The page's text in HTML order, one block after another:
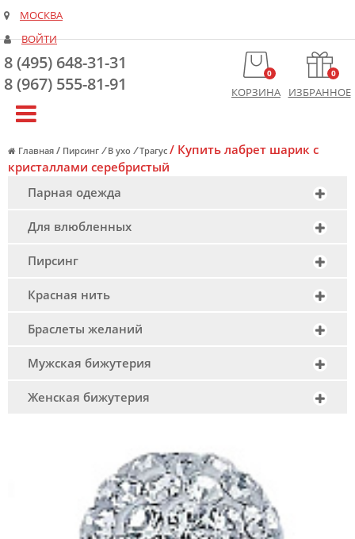
МОСКВА
ВОЙТИ
8 (495) 648-31-31
8 (967) 555-81-91
0
КОРЗИНА
0
ИЗБРАННОЕ
Главная / Пирсинг /В ухо /Трагус / Купить лабрет шарик с
кристаллами серебристый
Парная одежда
Для влюбленных
Пирсинг
Красная нить
Браслеты желаний
Мужская бижутерия
Женская бижутерия